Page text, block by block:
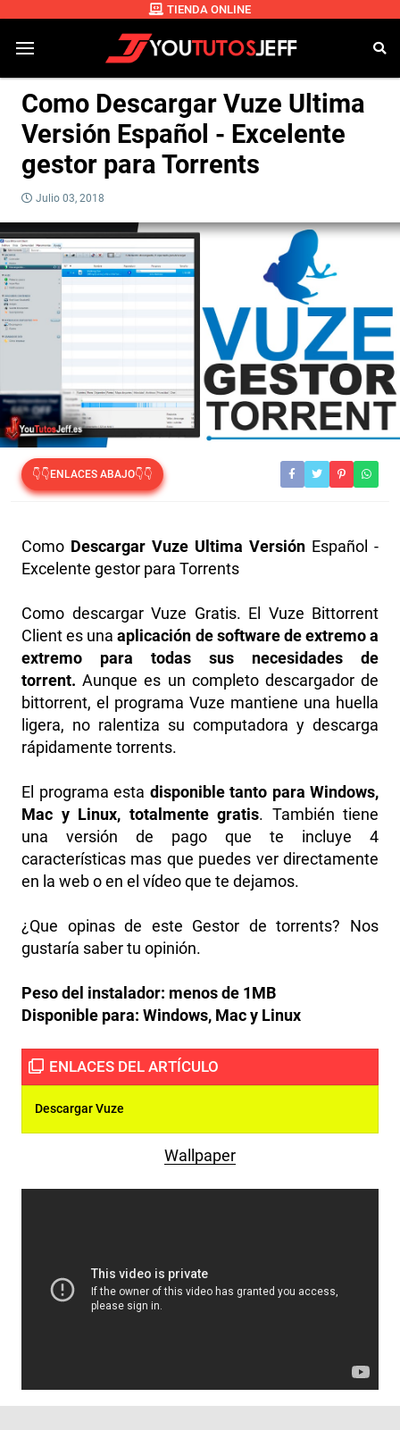
TIENDA ONLINE
Como Descargar Vuze Ultima
Versión Español - Excelente
gestor para Torrents
Julio 03, 2018
👇👇ENLACES ABAJO👇👇
Como Descargar Vuze Ultima Versión Español -
Excelente gestor para Torrents
Como descargar Vuze Gratis. El Vuze Bittorrent
Client es unaaplicación de software de extremo a
extremo para todas sus necesidades de
torrent. Aunque es un completo descargador de
bittorrent, el programa Vuze mantiene una huella
ligera, no ralentiza su computadora y descarga
rápidamente torrents.
El programa esta disponible tanto para Windows,
Mac y Linux, totalmente gratis. También tiene
una versión de pago que te incluye 4
características mas que puedes ver directamente
en la web o en el vídeo que te dejamos.
¿Que opinas de este Gestor de torrents? Nos
gustaría saber tu opinión.
Peso del instalador: menos de 1MB
Disponible para: Windows, Mac y Linux
Descargar Vuze
Wallpaper